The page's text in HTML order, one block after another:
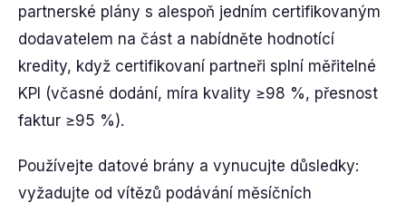
partnerské plány s alespoň jedním certifikovaným
dodavatelem na část a nabídněte hodnotící
kredity, když certifikovaní partneři splní měřitelné
KPI (včasné dodání, míra kvality ≥98 %, přesnost
faktur ≥95 %).
Používejte datové brány a vynucujte důsledky:
vyžadujte od vítězů podávání měsíčních